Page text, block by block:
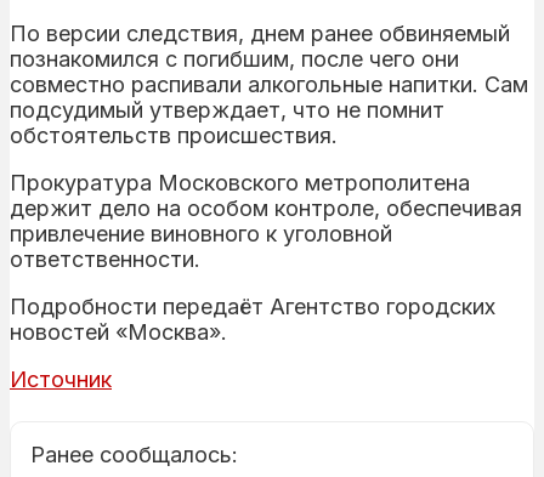
По версии следствия, днем ранее обвиняемый
познакомился с погибшим, после чего они
совместно распивали алкогольные напитки. Сам
подсудимый утверждает, что не помнит
обстоятельств происшествия.
Прокуратура Московского метрополитена
держит дело на особом контроле, обеспечивая
привлечение виновного к уголовной
ответственности.
Подробности передаёт Агентство городских
новостей «Москва».
Источник
Ранее сообщалось: